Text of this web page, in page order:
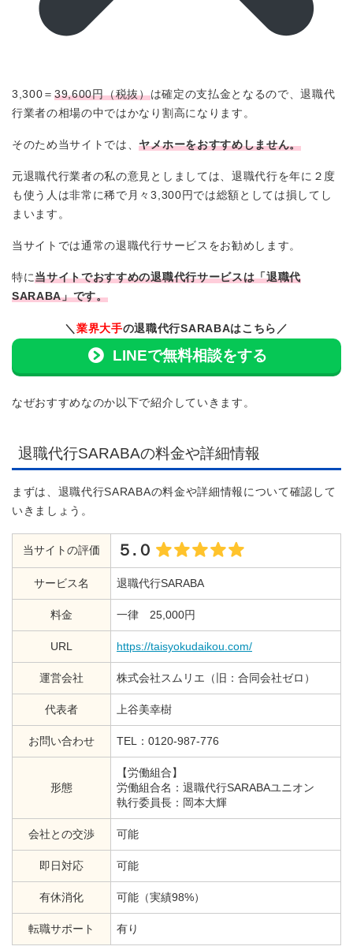
3,300＝39,600円（税抜）は確定の支払金となるので、退職代
行業者の相場の中ではかなり割高になります。
そのため当サイトでは、ヤメホーをおすすめしません。
元退職代行業者の私の意見としましては、退職代行を年に２度
も使う人は非常に稀で月々3,300円では総額としては損してし
まいます。
当サイトでは通常の退職代行サービスをお勧めします。
特に当サイトでおすすめの退職代行サービスは「退職代
SARABA」です。
＼業界大手の退職代行SARABAはこちら／
LINEで無料相談をする
なぜおすすめなのか以下で紹介していきます。
退職代行SARABAの料金や詳細情報
まずは、退職代行SARABAの料金や詳細情報について確認して
いきましょう。
当サイトの評価 ５.０
サービス名 退職代行SARABA
料金 一律 25,000円
URL https://taisyokudaikou.com/
運営会社 株式会社スムリエ（旧：合同会社ゼロ）
代表者 上谷美幸樹
お問い合わせ TEL：0120-987-776
形態
【労働組合】
労働組合名：退職代行SARABAユニオン
執行委員長：岡本大輝
会社との交渉 可能
即日対応 可能
有休消化 可能（実績98%）
転職サポート 有り